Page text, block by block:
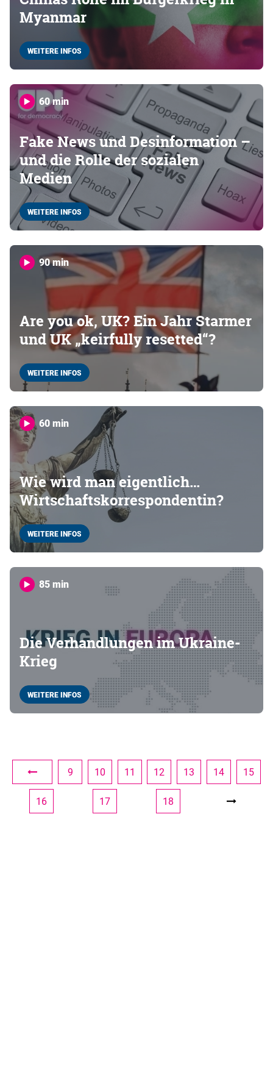
Myanmar
WEITERE INFOS
60 min
Fake News und Desinformation –
und die Rolle der sozialen
Medien
WEITERE INFOS
90 min
Are you ok, UK? Ein Jahr Starmer
und UK „keirfully resetted“?
WEITERE INFOS
60 min
Wie wird man eigentlich…
Wirtschaftskorrespondentin?
WEITERE INFOS
85 min
Die Verhandlungen im Ukraine-
Krieg
WEITERE INFOS
9 10 11 12 13 14 15
16 17 18